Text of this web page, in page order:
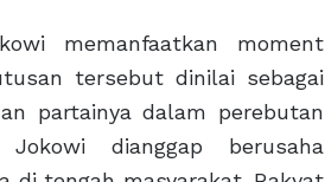
memanfaatkan moment
tersebut dinilai sebagai
partainya dalam perebutan
dianggap berusaha